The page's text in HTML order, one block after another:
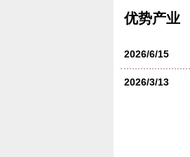
优势产业
2026/6/15
2026/3/13